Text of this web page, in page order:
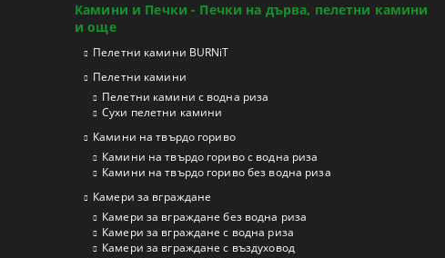
Камини и Печки - Печки на дърва, пелетни камини
и още
Пелетни камини BURNiT
Пелетни камини
Пелетни камини с водна риза
Сухи пелетни камини
Камини на твърдо гориво
Камини на твърдо гориво с водна риза
Камини на твърдо гориво без водна риза
Камери за вграждане
Камери за вграждане без водна риза
Камери за вграждане с водна риза
Камери за вграждане с въздуховод